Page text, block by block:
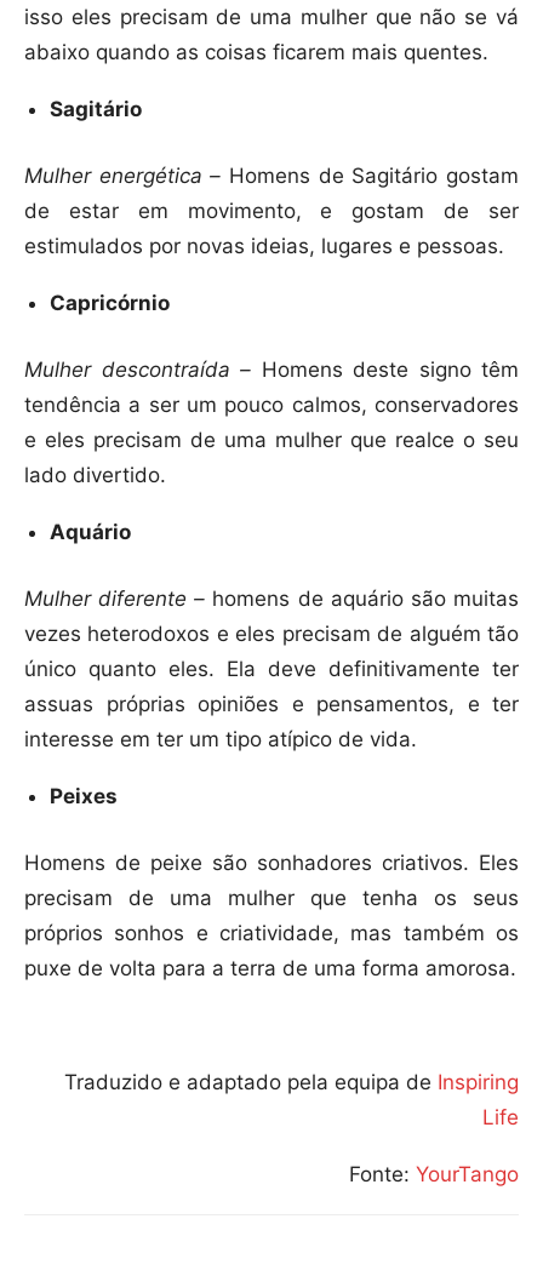
isso eles precisam de uma mulher que não se vá
abaixo quando as coisas ficarem mais quentes.
Sagitário
Mulher energética – Homens de Sagitário gostam
de estar em movimento, e gostam de ser
estimulados por novas ideias, lugares e pessoas.
Capricórnio
Mulher descontraída – Homens deste signo têm
tendência a ser um pouco calmos, conservadores
e eles precisam de uma mulher que realce o seu
lado divertido.
Aquário
Mulher diferente – homens de aquário são muitas
vezes heterodoxos e eles precisam de alguém tão
único quanto eles. Ela deve definitivamente ter
assuas próprias opiniões e pensamentos, e ter
interesse em ter um tipo atípico de vida.
Peixes
Homens de peixe são sonhadores criativos. Eles
precisam de uma mulher que tenha os seus
próprios sonhos e criatividade, mas também os
puxe de volta para a terra de uma forma amorosa.
Traduzido e adaptado pela equipa de Inspiring
Life
Fonte: YourTango